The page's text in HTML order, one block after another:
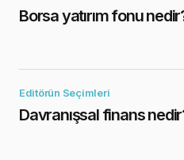
Borsa yatırım fonu
Editörün Seçimleri
Davranışsal finans